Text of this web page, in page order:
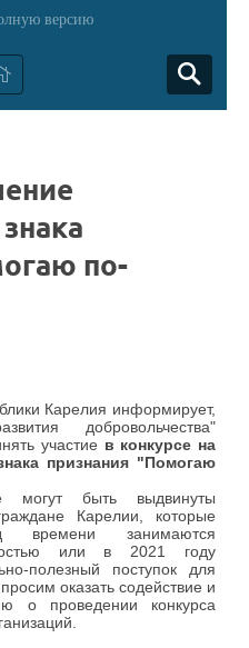
версию
по-
Карелия информирует,
добровольчества"
участие в конкурсе на
признания "Помогаю
могут быть выдвинуты
Карелии, которые
времени занимаются
или в 2021 году
полезный поступок для
оказать содействие и
о проведении конкурса